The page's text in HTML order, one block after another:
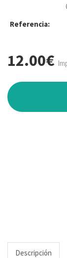
Referencia:
12.00€
Descripción